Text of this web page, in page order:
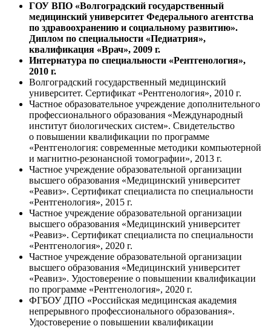
ГОУ ВПО «Волгоградский государственный
медицинский университет Федерального агентства
по здравоохранению и социальному развитию».
Диплом по специальности «Педиатрия»,
квалификация «Врач», 2009 г.
Интернатура по специальности «Рентгенология»,
2010 г.
Волгоградский государственный медицинский
университет. Сертификат «Рентгенология», 2010 г.
Частное образовательное учреждение дополнительного
профессионального образования «Международный
институт биологических систем». Свидетельство
о повышении квалификации по программе
«Рентгенология: современные методики компьютерной
и магнитно-резонансной томографии», 2013 г.
Частное учреждение образовательной организации
высшего образования «Медицинский университет
«Реавиз». Сертификат специалиста по специальности
«Рентгенология», 2015 г.
Частное учреждение образовательной организации
высшего образования «Медицинский университет
«Реавиз». Сертификат специалиста по специальности
«Рентгенология», 2020 г.
Частное учреждение образовательной организации
высшего образования «Медицинский университет
«Реавиз». Удостоверение о повышении квалификации
по программе «Рентгенология», 2020 г.
ФГБОУ ДПО «Российская медицинская академия
непрерывного профессионального образования».
Удостоверение о повышении квалификации